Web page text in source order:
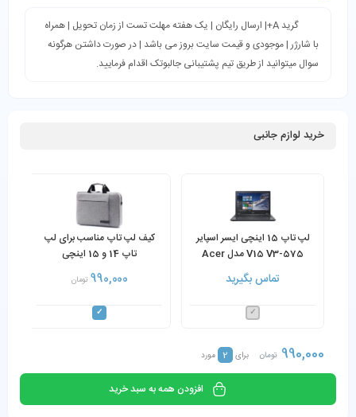
گرید A+| ارسال رایگان | یک هفته مهلت تست از زمان تحویل | همراه
با شارژر | موجودی و قیمت سایت بروز می باشد | در صورت داشتن هرگونه
سوال میتوانید از طریق تیم پشتیبانی جالبوتک اقدام فرمایید.
خرید لوازم جانبی
لپ تاپ 15 اینچی ایسر اسپایر
V15 V3-575 مدل Acer
Aspire V15 V3-575 Core
i5-6200U 8GB RAM 256GB
تماس بگیرید
کیف لپ تاپ مناسب برای لپ
تاپ 14 و 15 اینچی
990,000 تومان
990,000 تومان برای 2 مورد
افزودن همه به سبد خرید